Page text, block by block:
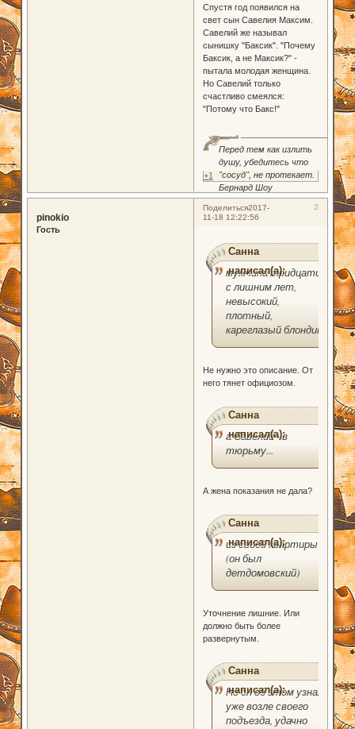
Спустя год появился на
свет сын Савелия Максим.
Савелий же называл
сынишку "Баксик". "Почему
Баксик, а не Максик?" -
пытала молодая женщина.
Но Савелий только
счастливо смеялся:
"Потому что Бакс!"
Перед тем как излить
душу, убедитесь что
"сосуд", не протекает.
Бернард Шоу
+1
Поделиться 2
2017-
11-18 12:22:56
pinokio
Гость
Санна
написал(а):
мужчина тридцати
с лишним лет,
невысокий,
плотный,
кареглазый блондин
Не нужно это описание. От
него тянет официозом.
Санна
написал(а):
а Савелий - в
тюрьму...
А жена показания не дала?
Санна
написал(а):
из своей квартиры
(он был
детдомовский)
Уточнение лишние. Или
должно быть более
развернутым.
Санна
написал(а):
Но он об этом узнал
уже возле своего
подъезда, удачно